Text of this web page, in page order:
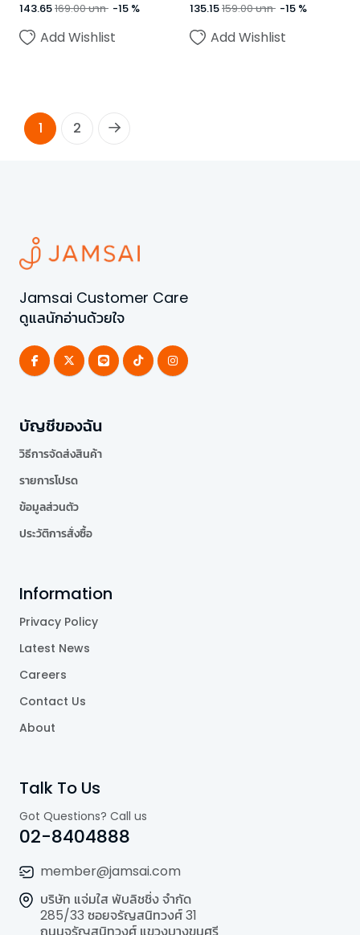
143.65169.00บาท -15 %
Add Wishlist
135.15159.00บาท -15 %
Add Wishlist
1 2
Jamsai Customer Care
ดูแลนักอ่านด้วยใจ
บัญชีของฉัน
วิธีการจัดส่งสินค้า
รายการโปรด
ข้อมูลส่วนตัว
ประวัติการสั่งซื้อ
Information
Privacy Policy
Latest News
Careers
Contact Us
About
Talk To Us
Got Questions? Call us
02-8404888
member@jamsai.com
บริษัท แจ่มใส พับลิชชิ่ง จำกัด
285/33 ซอยจรัญสนิทวงศ์ 31